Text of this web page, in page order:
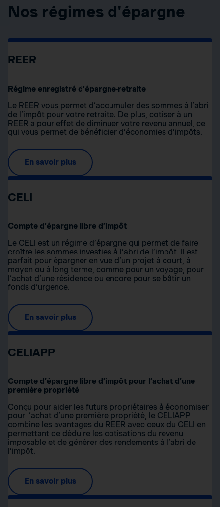
Nos régimes d'épargne
REER
Régime enregistré d’épargne-retraite
Le REER vous permet d’accumuler des sommes à l’abri
de l’impôt pour votre retraite. De plus, cotiser à un
REER a pour effet de diminuer votre revenu annuel, ce
qui vous permet de bénéficier d’économies d’impôts.
En savoir plus
CELI
Compte d’épargne libre d’impôt
Le CELI est un régime d’épargne qui permet de faire
croître les sommes investies à l’abri de l’impôt. Il est
parfait pour épargner en vue d’un projet à court, à
moyen ou à long terme, comme pour un voyage, pour
l’achat d’une résidence ou encore pour se bâtir un
fonds d’urgence.
En savoir plus
CELIAPP
Compte d’épargne libre d’impôt pour l’achat d’une
première propriété
Conçu pour aider les futurs propriétaires à économiser
pour l’achat d’une première propriété, le CELIAPP
combine les avantages du REER avec ceux du CELI en
permettant de déduire les cotisations du revenu
imposable et de générer des rendements à l’abri de
l’impôt.
En savoir plus